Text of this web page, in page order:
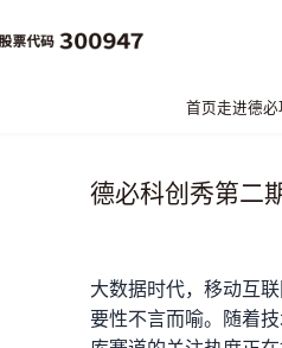
首页走进德必
德必科创秀第二
大数据时代，移动互
要性不言而喻。
随着